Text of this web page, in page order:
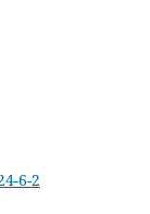
6-2